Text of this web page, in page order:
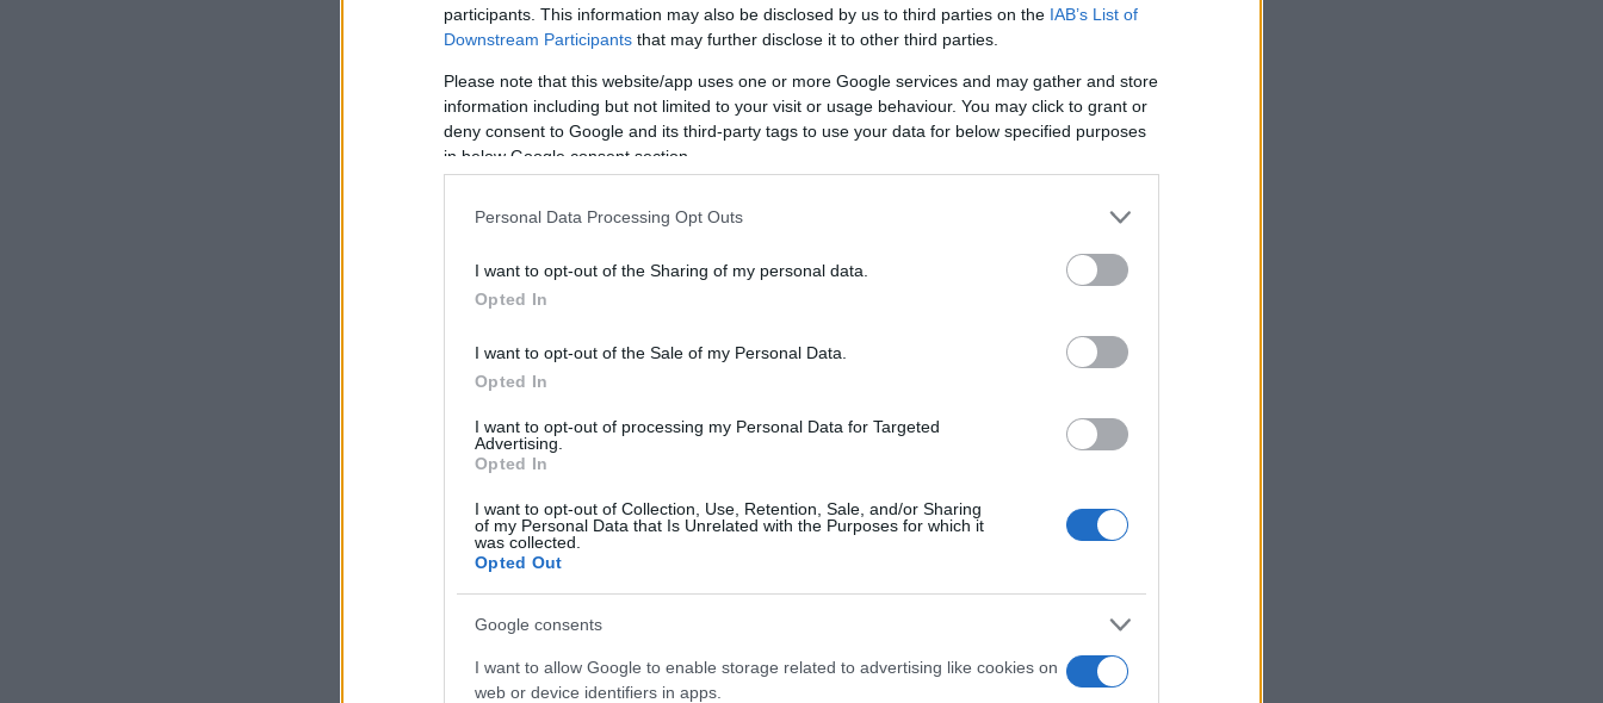
participants. This information may also be disclosed by us to third parties on the IAB’s List of
Downstream Participants that may further disclose it to other third parties.
Please note that this website/app uses one or more Google services and may gather and store
information including but not limited to your visit or usage behaviour. You may click to grant or
deny consent to Google and its third-party tags to use your data for below specified purposes
in below Google consent section.
Personal Data Processing Opt Outs
I want to opt-out of the Sharing of my personal data.
Opted In
I want to opt-out of the Sale of my Personal Data.
Opted In
I want to opt-out of processing my Personal Data for Targeted
Advertising.
Opted In
I want to opt-out of Collection, Use, Retention, Sale, and/or Sharing
of my Personal Data that Is Unrelated with the Purposes for which it
was collected.
Opted Out
Google consents
I want to allow Google to enable storage related to advertising like cookies on
web or device identifiers in apps.